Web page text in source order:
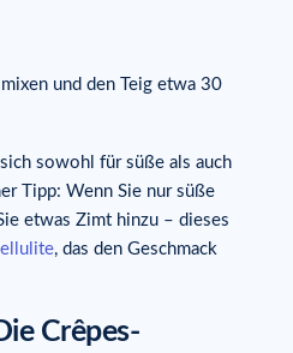
und den Teig etwa 30
sowohl für süße als auch
Tipp: Wenn Sie nur süße
etwas Zimt hinzu – dieses
, das den Geschmack
Crêpes-